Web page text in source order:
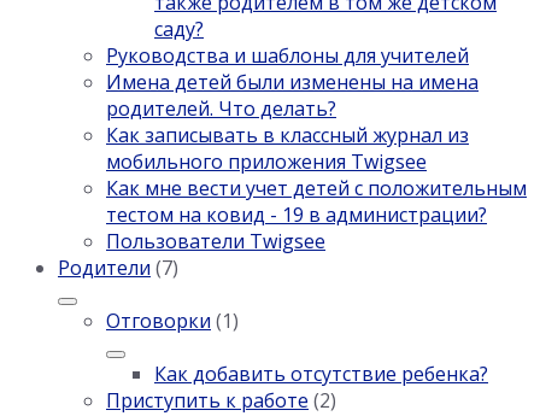
саду?
Руководства и шаблоны для учителей
Имена детей были изменены на имена
родителей. Что делать?
Как записывать в классный журнал из
мобильного приложения Twigsee
Как мне вести учет детей с положительным
тестом на ковид - 19 в администрации?
Пользователи Twigsee
Родители (7)
Отговорки (1)
Как добавить отсутствие ребенка?
Приступить к работе (2)